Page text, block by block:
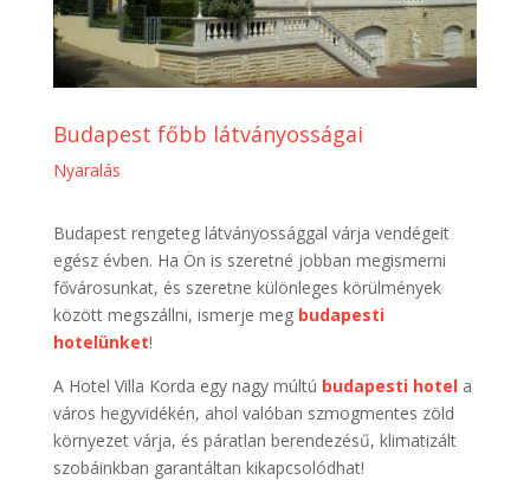
Budapest főbb látványosságai
Nyaralás
Budapest rengeteg látványossággal várja vendégeit
egész évben. Ha Ön is szeretné jobban megismerni
fővárosunkat, és szeretne különleges körülmények
között megszállni, ismerje meg budapesti
hotelünket!
A Hotel Villa Korda egy nagy múltú budapesti hotela
város hegyvidékén, ahol valóban szmogmentes zöld
környezet várja, és páratlan berendezésű, klimatizált
szobáinkban garantáltan kikapcsolódhat!